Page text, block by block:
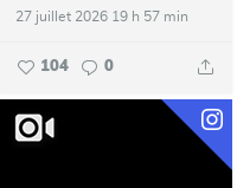
27 juillet 2026 19 h 57 min
104 0